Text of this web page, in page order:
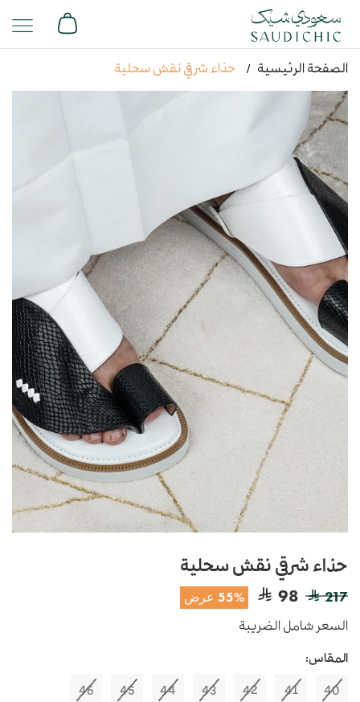
الصفحة الرئيسية حذاء شرقي نقش سحلية
حذاء شرقي نقش سحلية
217
98 55% عرض
السعر شامل الضريبة
المقاس:
40
41
42
43
44
45
46